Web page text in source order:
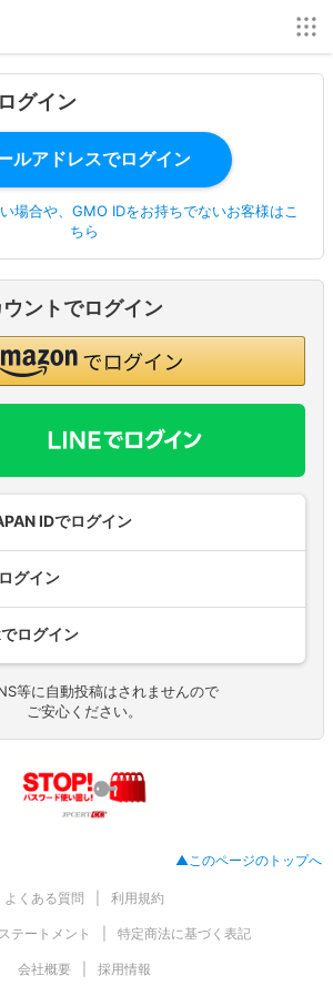
グイン
場合や、GMO IDをお持ちでないお客様はこ
ちら
ントでログイン
IDでログイン
グイン
ログイン
等に自動投稿はされませんので
ご安心ください。
▲このページのトップへ
よくある質問 利用規約
テートメント 特定商法に基づく表記
会社概要 採用情報